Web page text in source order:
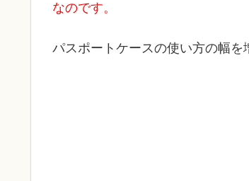
なのです。
パスポートケースの使い方の幅を